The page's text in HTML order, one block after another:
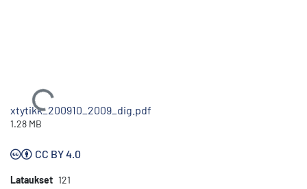
Ladataan...
xtytikk_200910_2009_dig.pdf
1.28 MB
CC BY 4.0
Lataukset 121